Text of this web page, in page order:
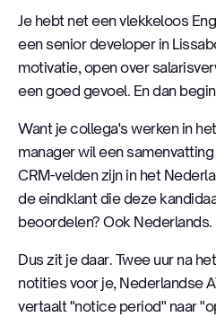
Je hebt net een vlekkeloos
een senior developer in
motivatie, open over
een goed gevoel. En dan
Want je collega's werken in
manager wil een
CRM-velden zijn in het
de eindklant die deze
beoordelen? Ook Nederlands.
Dus zit je daar. Twee uur na
notities voor je, Nederlandse
vertaalt "notice period" naar